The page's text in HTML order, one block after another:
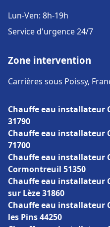
Lun-Ven: 8h-19h
Service d'urgence 24/7
Zone intervention
Carrières sous Poissy,
Chauffe eau installateur
31790
Chauffe eau installateur
71700
Chauffe eau installateur
Cormontreuil 51350
Chauffe eau installateur
sur Lèze 31860
Chauffe eau installateur
les Pins 44250